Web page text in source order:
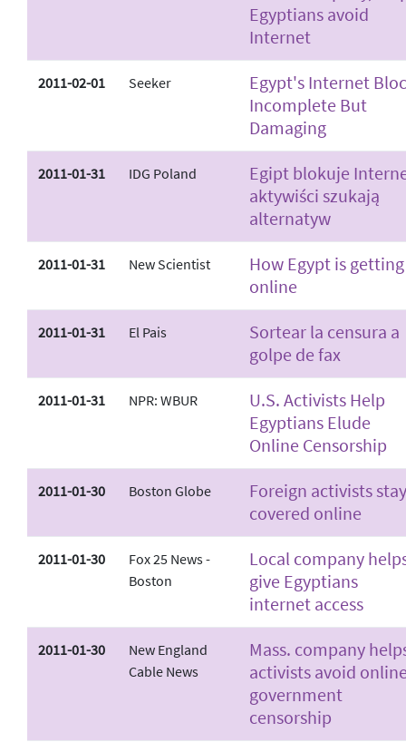
Egyptians avoid
Internet
2011-02-01 Seeker
Egypt's Internet
Incomplete But
Damaging
2011-01-31 IDG Poland
Egipt blokuje
aktywiści szukają
alternatyw
2011-01-31 New Scientist
How Egypt is getting
online
2011-01-31 El Pais
Sortear la censura a
golpe de fax
2011-01-31 NPR: WBUR
U.S. Activists Help
Egyptians Elude
Online Censorship
2011-01-30 Boston Globe
Foreign activists stay
covered online
2011-01-30
Fox 25 News -
Boston
Local company
give Egyptians
internet access
2011-01-30
New England
Cable News
Mass. company
activists avoid
government
censorship